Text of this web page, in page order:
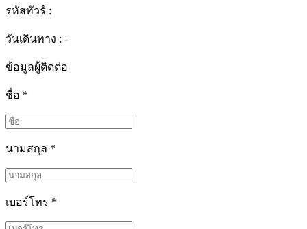
รหัสทัวร์ :
วันเดินทาง : -
ข้อมูลผู้ติดต่อ
ชื่อ *
นามสกุล *
เบอร์โทร *